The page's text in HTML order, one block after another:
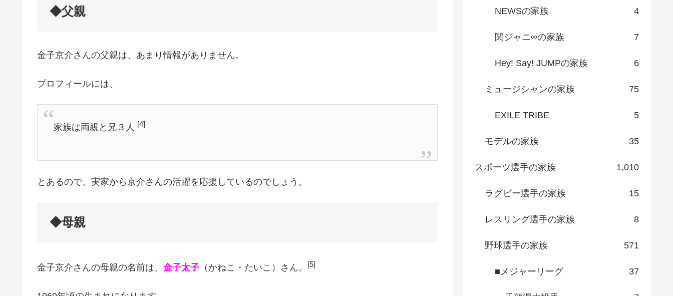
◆父親
金子京介さんの父親は、あまり情報がありません。
プロフィールには、
家族は両親と兄３人 [4]
とあるので、実家から京介さんの活躍を応援しているのでしょう。
◆母親
金子京介さんの母親の名前は、 金子太子 （かねこ・たいこ）さん。 [5]
NEWSの家族 4
関ジャニ∞の家族 7
Hey! Say! JUMPの家族 6
ミュージシャンの家族 75
EXILE TRIBE 5
モデルの家族 35
スポーツ選手の家族 1,010
ラグビー選手の家族 15
レスリング選手の家族 8
野球選手の家族 571
■メジャーリーグ 37